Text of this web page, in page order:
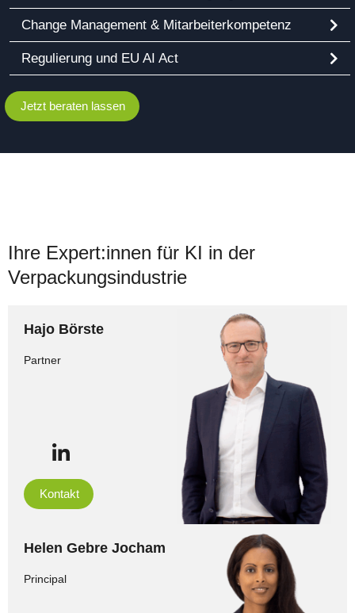
Change Management & Mitarbeiterkompetenz
Regulierung und EU AI Act
Jetzt beraten lassen
Ihre Expert:innen für KI in der
Verpackungsindustrie
Hajo Börste
Partner
Kontakt
Helen Gebre Jocham
Principal